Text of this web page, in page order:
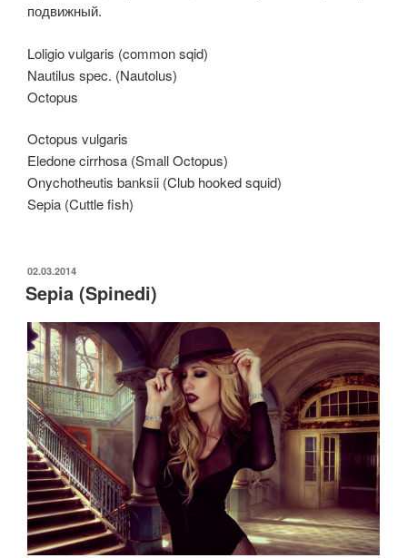
подвижный.
Loligio vulgaris (common sqid)
Nautilus spec. (Nautolus)
Octopus
Octopus vulgaris
Eledone cirrhosa (Small Octopus)
Onychotheutis banksii (Club hooked squid)
Sepia (Cuttle fish)
ОПУБЛИКОВАНО
02.03.2014
Sepia (Spinedi)